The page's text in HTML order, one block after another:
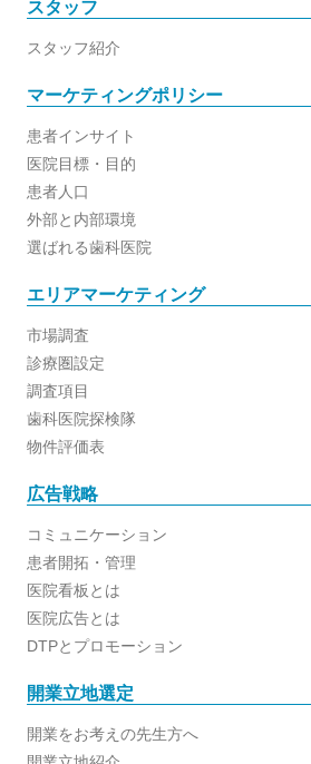
スタッフ
スタッフ紹介
マーケティングポリシー
患者インサイト
医院目標・目的
患者人口
外部と内部環境
選ばれる歯科医院
エリアマーケティング
市場調査
診療圏設定
調査項目
歯科医院探検隊
物件評価表
広告戦略
コミュニケーション
患者開拓・管理
医院看板とは
医院広告とは
DTPとプロモーション
開業立地選定
開業をお考えの先生方へ